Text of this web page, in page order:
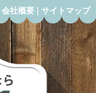
会社概要 | サイトマップ